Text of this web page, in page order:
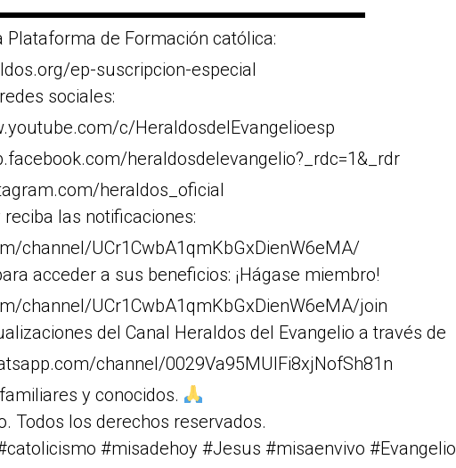
Plataforma de Formación católica:
ep-suscripcion-especial
sociales:
c/HeraldosdelEvangelioesp
heraldosdelevangelio?_rdc=1&_rdr
heraldos_oficial
las notificaciones:
channel/UCr1CwbA1qmKbGxDienW6eMA/
acceder a sus beneficios: ¡Hágase miembro!
channel/UCr1CwbA1qmKbGxDienW6eMA/join
del Canal Heraldos del Evangelio a través de
channel/0029Va95MUIFi8xjNofSh81n
y conocidos.
Todos los derechos reservados.
#misadehoy #Jesus #misaenvivo #Evangelio